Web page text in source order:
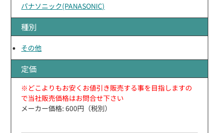
パナソニック(PANASONIC)
種別
その他
定価
※どこよりもお安くお値引き販売する事を目指しますの
で当社販売価格はお問合せ下さい
メーカー価格: 600円（税別）